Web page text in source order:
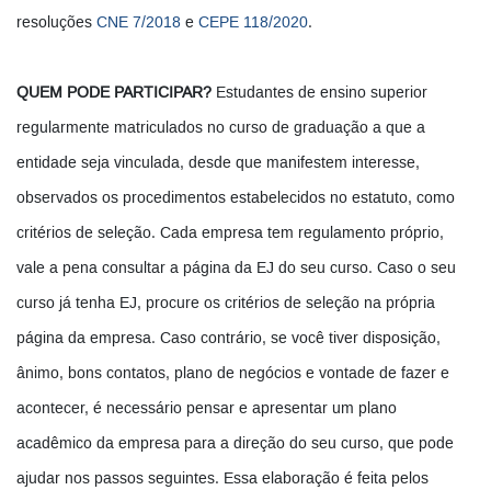
resoluções CNE 7/2018 e CEPE 118/2020.
QUEM PODE PARTICIPAR? Estudantes de ensino superior
regularmente matriculados no curso de graduação a que a
entidade seja vinculada, desde que manifestem interesse,
observados os procedimentos estabelecidos no estatuto, como
critérios de seleção. Cada empresa tem regulamento próprio,
vale a pena consultar a página da EJ do seu curso. Caso o seu
curso já tenha EJ, procure os critérios de seleção na própria
página da empresa. Caso contrário, se você tiver disposição,
ânimo, bons contatos, plano de negócios e vontade de fazer e
acontecer, é necessário pensar e apresentar um plano
acadêmico da empresa para a direção do seu curso, que pode
ajudar nos passos seguintes. Essa elaboração é feita pelos